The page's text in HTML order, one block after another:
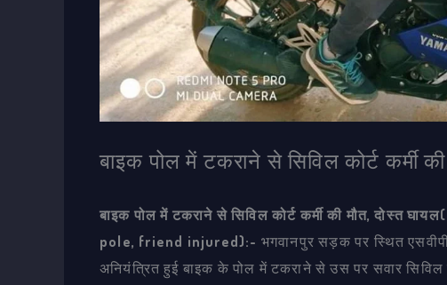
बाइक पोल में टकराने से सिविल कोर्ट कर्मी
बाइक पोल में टकराने से सिविल कोर्ट कर्मी की मौत,
pole, friend injured):- भगवानपुर सड़क पर स्थित
अनियंत्रित हुई बाइक के पोल में टकराने से उस पर सवार